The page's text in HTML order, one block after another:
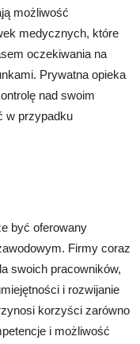
możliwość
medycznych, które
oczekiwania na
Prywatna opieka
nad swoim
w przypadku
być oferowany
Firmy coraz
swoich pracowników,
i rozwijanie
korzyści zarówno
i możliwość